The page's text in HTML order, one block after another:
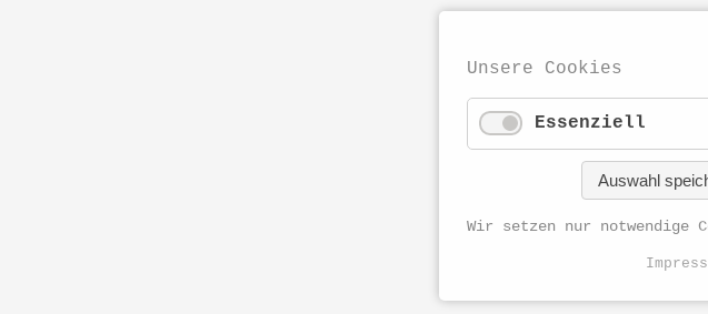
Unsere Cookies
Essenziell
Auswahl
Wir setzen nur notwendige